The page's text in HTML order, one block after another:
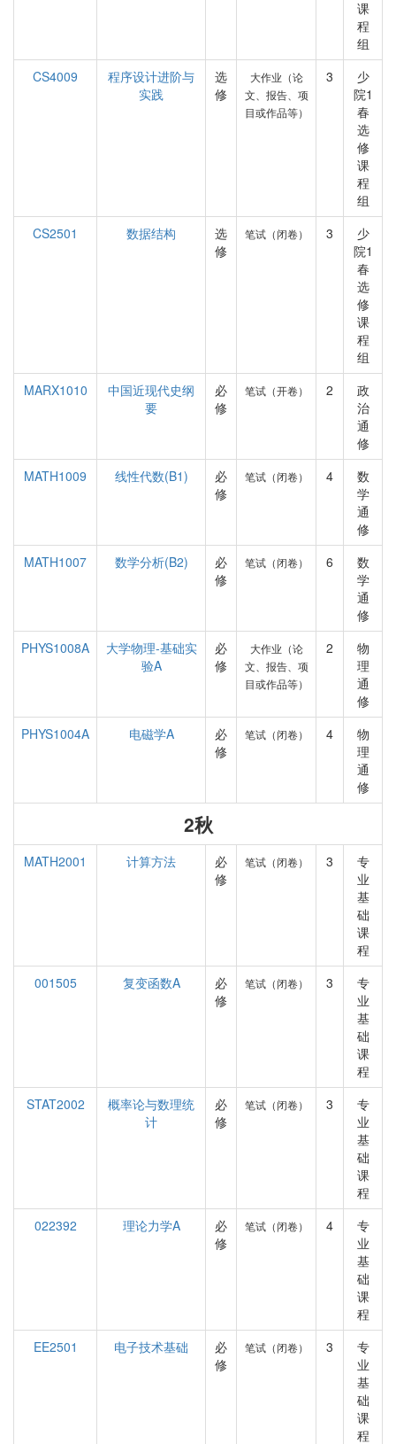
课
程
组
CS4009
程序设计进阶与
实践
选
修
大作业（论
文、报告、项
目或作品等）
3
少
院1
春
选
修
课
程
组
CS2501
数据结构
选
修
笔试（闭卷） 3
少
院1
春
选
修
课
程
组
MARX1010
中国近现代史纲
要
必
修
笔试（开卷） 2
政
治
通
修
MATH1009
线性代数(B1)
必
修
笔试（闭卷） 4
数
学
通
修
MATH1007
数学分析(B2)
必
修
笔试（闭卷） 6
数
学
通
修
PHYS1008A
大学物理-基础实
验A
必
修
大作业（论
文、报告、项
目或作品等）
2
物
理
通
修
PHYS1004A
电磁学A
必
修
笔试（闭卷） 4
物
理
通
修
2秋
MATH2001 计算方法
必
修
笔试（闭卷） 3
专
业
基
础
课
程
001505
复变函数A
必
修
笔试（闭卷） 3
专
业
基
础
课
程
STAT2002
概率论与数理统
计
必
修
笔试（闭卷） 3
专
业
基
础
课
程
022392
理论力学A
必
修
笔试（闭卷） 4
专
业
基
础
课
程
EE2501
电子技术基础
必
修
笔试（闭卷） 3
专
业
基
础
课
程